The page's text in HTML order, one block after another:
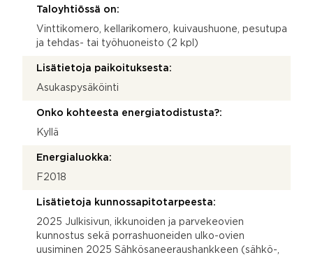
Taloyhtiössä on:
Vinttikomero, kellarikomero, kuivaushuone, pesutupa
ja tehdas- tai työhuoneisto (2 kpl)
Lisätietoja paikoituksesta:
Asukaspysäköinti
Onko kohteesta energiatodistusta?:
Kyllä
Energialuokka:
F2018
Lisätietoja kunnossapitotarpeesta:
2025 Julkisivun, ikkunoiden ja parvekeovien
kunnostus sekä porrashuoneiden ulko-ovien
uusiminen 2025 Sähkösaneeraushankkeen (sähkö-,